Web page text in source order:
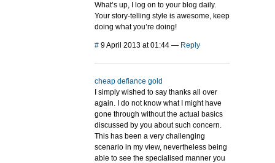
What’s up, I log on to your blog daily.
Your story-telling style is awesome, keep
doing what you’re doing!
# 9 April 2013 at 01:44 — Reply
cheap defiance gold
I simply wished to say thanks all over
again. I do not know what I might have
gone through without the actual basics
discussed by you about such concern.
This has been a very challenging
scenario in my view, nevertheless being
able to see the specialised manner you